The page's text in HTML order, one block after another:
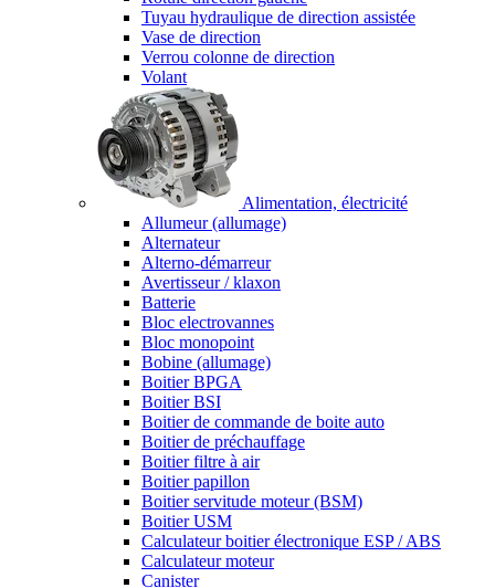
Tuyau hydraulique de direction assistée
Vase de direction
Verrou colonne de direction
Volant
Alimentation, électricité
Allumeur (allumage)
Alternateur
Alterno-démarreur
Avertisseur / klaxon
Batterie
Bloc electrovannes
Bloc monopoint
Bobine (allumage)
Boitier BPGA
Boitier BSI
Boitier de commande de boite auto
Boitier de préchauffage
Boitier filtre à air
Boitier papillon
Boitier servitude moteur (BSM)
Boitier USM
Calculateur boitier électronique ESP / ABS
Calculateur moteur
Canister